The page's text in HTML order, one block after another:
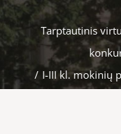
Tarptautinis
/ I-III kl. mokinių